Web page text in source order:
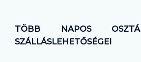
TÖBB NAPOS
SZÁLLÁSLEHETŐSÉGEI